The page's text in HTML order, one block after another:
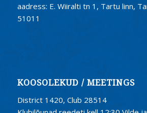
aadress: E. Wiiralti tn 1, Tartu linn,
51011
KOOSOLEKUD / MEETINGS
District 1420, Club 28514